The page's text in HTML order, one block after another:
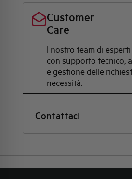
Customer
Care
l nostro team di
con supporto tecnico,
e gestione delle
necessità.
Contattaci